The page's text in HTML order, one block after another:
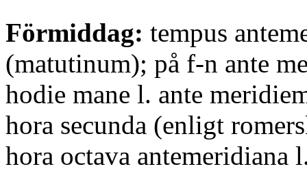
Förmiddag: tempus
(matutinum); på f-n ante
hodie mane l. ante
hora secunda (enligt
hora octava antemeridiana